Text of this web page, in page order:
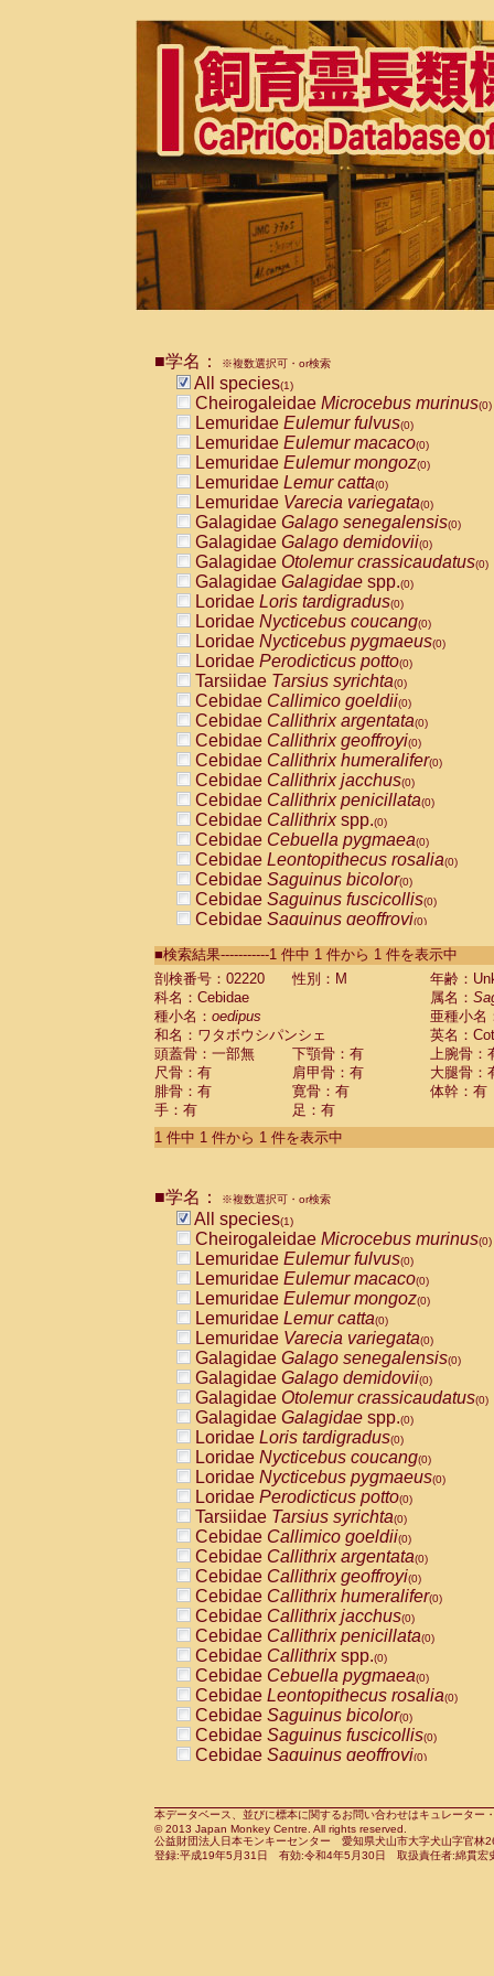
■学名： ※複数選択可・or検索
All species(1)
Cheirogaleidae Microcebus murinus(0)
Lemuridae Eulemur fulvus(0)
Lemuridae Eulemur macaco(0)
Lemuridae Eulemur mongoz(0)
Lemuridae Lemur catta(0)
Lemuridae Varecia variegata(0)
Galagidae Galago senegalensis(0)
Galagidae Galago demidovii(0)
Galagidae Otolemur crassicaudatus(0)
Galagidae Galagidae spp.(0)
Loridae Loris tardigradus(0)
Loridae Nycticebus coucang(0)
Loridae Nycticebus pygmaeus(0)
Loridae Perodicticus potto(0)
Tarsiidae Tarsius syrichta(0)
Cebidae Callimico goeldii(0)
Cebidae Callithrix argentata(0)
Cebidae Callithrix geoffroyi(0)
Cebidae Callithrix humeralifer(0)
Cebidae Callithrix jacchus(0)
Cebidae Callithrix penicillata(0)
Cebidae Callithrixspp.(0)
Cebidae Cebuella pygmaea(0)
Cebidae Leontopithecus rosalia(0)
Cebidae Saguinus bicolor(0)
Cebidae Saguinus fuscicollis(0)
Cebidae Saguinus geoffroyi(0)
CebidaeSaguinus labiatus(0)
Cebidae Saguinus leucopus (0)
Cebidae
Cebidae
CebidaeSaguinus nigricollis (0)
Cebidae Saguinus oedipus
Cebidae Saguinus weddelli
Cebidae Saguinusspp.
Cebidae Aotus trivirgatus
Cebidae Cebus albifrons
CebidaeCebus nigrivittatus
CebidaeCebus
CebidaeSaimiri boliviensis(0)
CebidaeSaimiri sciureus(0)
AtelidaeAlouatta caraya(0)
AtelidaeAlouatta fusca(0)
AtelidaeAlouatta seniculus
AtelidaeAlouattaspp.(0)
AtelidaeAteles belzebuth(0)
AtelidaeAteles geoffroyi(0)
AtelidaeAteles paniscus(0)
AtelidaeAtelesspp.(0)
Atelidae Lagothrix lagothricha
AtelidaeLagothrix lagothricha cana
PitheciidaeCacajao calvus
PitheciidaeCallicebus cupreus
PitheciidaeCallicebus donacophilus
PitheciidaeCallicebus moloch
PitheciidaeCallicebus torquatus
PitheciidaeCallicebusspp.(0)
PitheciidaeChiropotes satanas(0)
PitheciidaePithecia monachus
PitheciidaePithecia pithecia(0)
CercopithecidaeCercocebus agilis
CercopithecidaeCercocebus
CercopithecidaeCercocebus
CercopithecidaeCercocebus
CercopithecidaeCercocebus
CercopithecidaeCercocebushybrid
CercopithecidaePapio anubis(0)
CercopithecidaePapio cynocephalus
CercopithecidaePapio hamadryas(0)
■検索結果-----------1 件中 1 件から 1 件を表示中
剖検番号：02220
性別：M
年齢：
科名：Cebidae
属名：
種小名： oedipus
亜種小名
和名：ワタボウシパンシェ
英名：
頭蓋骨：一部無
下顎骨：有
上腕骨：
尺骨：有
肩甲骨：有
大腿骨：
腓骨：有
寛骨：有
体幹：有
手：有
足：有
1 件中 1 件から 1 件を表示中
■学名： ※複数選択可・or検索
All species(1)
Cheirogaleidae Microcebus murinus(0)
Lemuridae Eulemur fulvus(0)
Lemuridae Eulemur macaco(0)
Lemuridae Eulemur mongoz(0)
Lemuridae Lemur catta(0)
Lemuridae Varecia variegata(0)
Galagidae Galago senegalensis(0)
Galagidae Galago demidovii(0)
Galagidae Otolemur crassicaudatus(0)
Galagidae Galagidae spp.(0)
Loridae Loris tardigradus(0)
Loridae Nycticebus coucang(0)
Loridae Nycticebus pygmaeus(0)
Loridae Perodicticus potto(0)
Tarsiidae Tarsius syrichta(0)
Cebidae Callimico goeldii(0)
Cebidae Callithrix argentata(0)
Cebidae Callithrix geoffroyi(0)
Cebidae Callithrix humeralifer(0)
Cebidae Callithrix jacchus(0)
Cebidae Callithrix penicillata(0)
Cebidae Callithrixspp.(0)
Cebidae Cebuella pygmaea(0)
Cebidae Leontopithecus rosalia(0)
Cebidae Saguinus bicolor(0)
Cebidae Saguinus fuscicollis(0)
Cebidae Saguinus geoffroyi(0)
CebidaeSaguinus leucopus(0)
CebidaeSaguinus midas(0)
Cebidae Saguinus mystax(0)
本データベース、並びに標本に関するお問い合わせはキュレータ
© 2013 Japan Monkey Centre. All rights reserved.
公益財団法人日本モンキーセンター 愛知県犬山市大字犬山字官
登録:平成19年5月31日 有効:令和4年5月30日 取扱責任者:綿貫宏